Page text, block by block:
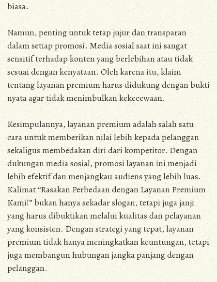
biasa.
Namun, penting untuk tetap jujur dan transparan
dalam setiap promosi. Media sosial saat ini sangat
sensitif terhadap konten yang berlebihan atau tidak
sesuai dengan kenyataan. Oleh karena itu, klaim
tentang layanan premium harus didukung dengan bukti
nyata agar tidak menimbulkan kekecewaan.
Kesimpulannya, layanan premium adalah salah satu
cara untuk memberikan nilai lebih kepada pelanggan
sekaligus membedakan diri dari kompetitor. Dengan
dukungan media sosial, promosi layanan ini menjadi
lebih efektif dan menjangkau audiens yang lebih luas.
Kalimat “Rasakan Perbedaan dengan Layanan Premium
Kami!” bukan hanya sekadar slogan, tetapi juga janji
yang harus dibuktikan melalui kualitas dan pelayanan
yang konsisten. Dengan strategi yang tepat, layanan
premium tidak hanya meningkatkan keuntungan, tetapi
juga membangun hubungan jangka panjang dengan
pelanggan.